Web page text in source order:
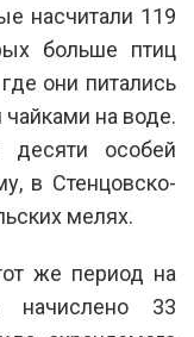
насчитали 119
больше птиц
они питались
на воде.
особей
в Стенцовско-
мелях.
же период на
начислено 33